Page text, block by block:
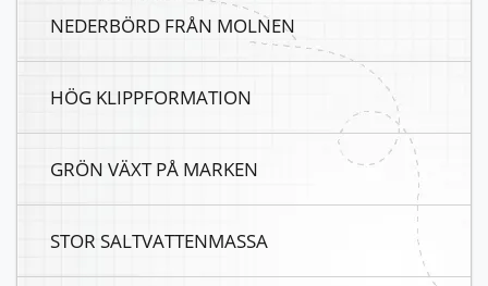
NEDERBÖRD FRÅN MOLNEN
HÖG KLIPPFORMATION
GRÖN VÄXT PÅ MARKEN
STOR SALTVATTENMASSA